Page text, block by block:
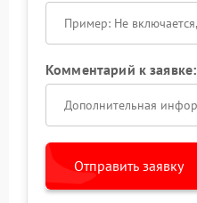
Комментарий к заявке:
Отправить заявку